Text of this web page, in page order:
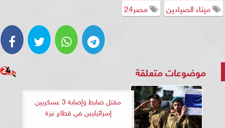
ميناء الصيادين
مصر24
موضوعات متعلقة
مقتل ضابط وإصابة 3 عسكريين
إسرائيليين في قطاع غزة